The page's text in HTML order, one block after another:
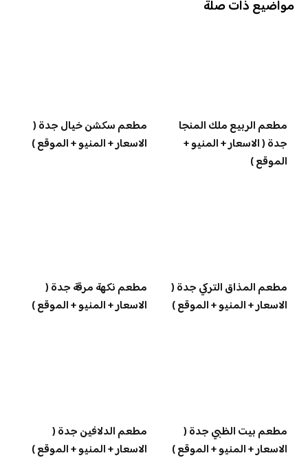
مواضيع ذات صلة
مطعم الربيع ملك المنجا
جدة ( الاسعار + المنيو +
الموقع )
مطعم سكشن خيال جدة (
الاسعار + المنيو + الموقع )
مطعم المذاق التركي جدة (
الاسعار + المنيو + الموقع )
مطعم نكهة مرقة جدة (
الاسعار + المنيو + الموقع )
مطعم بيت الظبي جدة (
الاسعار + المنيو + الموقع )
مطعم الدلافين جدة (
الاسعار + المنيو + الموقع )